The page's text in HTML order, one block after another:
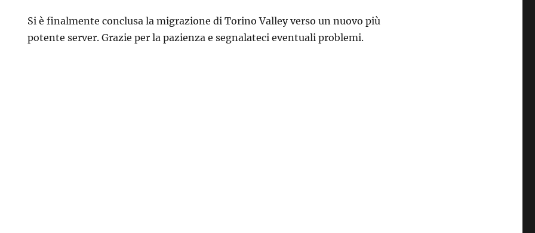
Si è finalmente conclusa la migrazione di Torino Valley verso un nuovo più
potente server. Grazie per la pazienza e segnalateci eventuali problemi.